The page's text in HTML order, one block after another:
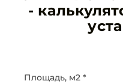
-
Площадь, м2 *